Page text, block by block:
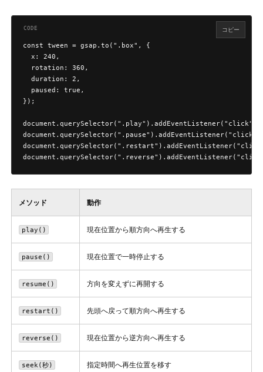
const tween = gsap.to(".box", {
  x: 240,
  rotation: 360,
  duration: 2,
  paused: true,
});
コピー
メソッド 動作
play() 現在位置から順方向へ再生する
pause() 現在位置で一時停止する
resume() 方向を変えずに再開する
restart() 先頭へ戻って順方向へ再生する
reverse() 現在位置から逆方向へ再生する
seek(秒) 指定時間へ再生位置を移す